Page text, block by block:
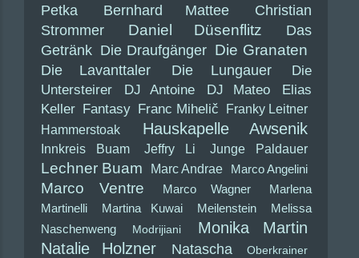
Petka
Bernhard Mattee
Christian
Strommer
Daniel Düsenflitz
Das
Getränk Die Draufgänger Die Granaten
Die Lavanttaler Die Lungauer
Die
Untersteirer
DJ Antoine DJ Mateo
Elias
Keller Fantasy Franc Mihelič
Franky Leitner
Hammerstoak
Hauskapelle Awsenik
Innkreis Buam Jeffry Li Junge Paldauer
Lechner Buam Marc Andrae Marco Angelini
Marco Ventre Marco Wagner
Marlena
Martinelli
Martina Kuwai Meilenstein
Melissa
Naschenweng
Modrijiani
Monika Martin
Natalie Holzner
Natascha
Oberkrainer